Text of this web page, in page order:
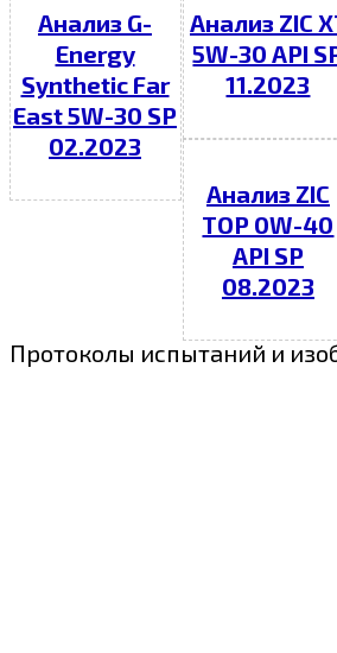
Анализ G-
Energy
Synthetic Far
East 5W-30 SP
02.2023
Анализ ZIC
5W-30 API
11.2023
Анализ ZIC
TOP 0W-40
API SP
08.2023
Протоколы испытаний и